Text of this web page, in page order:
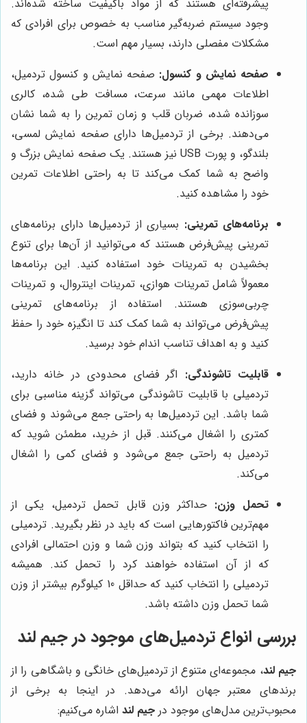
پیشرفته‌ای هستند که از مواد باکیفیت ساخته شده‌اند.
وجود سیستم ضربه‌گیر مناسب به خصوص برای افرادی که
مشکلات مفصلی دارند، بسیار مهم است.
صفحه نمایش و کنسول: صفحه نمایش و کنسول تردمیل،
اطلاعات مهمی مانند سرعت، مسافت طی شده، کالری
سوزانده شده، ضربان قلب و زمان تمرین را به شما نشان
می‌دهند. برخی از تردمیل‌ها دارای صفحه نمایش لمسی،
بلندگو، و پورت USB نیز هستند. یک صفحه نمایش بزرگ و
واضح به شما کمک می‌کند تا به راحتی اطلاعات تمرین
خود را مشاهده کنید.
برنامه‌های تمرینی: بسیاری از تردمیل‌ها دارای برنامه‌های
تمرینی پیش‌فرض هستند که می‌توانید از آن‌ها برای تنوع
بخشیدن به تمرینات خود استفاده کنید. این برنامه‌ها
معمولاً شامل تمرینات هوازی، تمرینات اینتروال، و تمرینات
چربی‌سوزی هستند. استفاده از برنامه‌های تمرینی
پیش‌فرض می‌تواند به شما کمک کند تا انگیزه خود را حفظ
کنید و به اهداف تناسب اندام خود برسید.
قابلیت تاشوندگی: اگر فضای محدودی در خانه دارید،
تردمیلی با قابلیت تاشوندگی می‌تواند گزینه مناسبی برای
شما باشد. این تردمیل‌ها به راحتی جمع می‌شوند و فضای
کمتری را اشغال می‌کنند. قبل از خرید، مطمئن شوید که
تردمیل به راحتی جمع می‌شود و فضای کمی را اشغال
می‌کند.
تحمل وزن: حداکثر وزن قابل تحمل تردمیل، یکی از
مهم‌ترین فاکتورهایی است که باید در نظر بگیرید. تردمیلی
را انتخاب کنید که بتواند وزن شما و وزن احتمالی افرادی
که از آن استفاده خواهند کرد را تحمل کند. همیشه
تردمیلی را انتخاب کنید که حداقل 10 کیلوگرم بیشتر از وزن
شما تحمل وزن داشته باشد.
بررسی انواع تردمیل‌های موجود در جیم لند
جیم لند، مجموعه‌ای متنوع از تردمیل‌های خانگی و باشگاهی را از
برندهای معتبر جهان ارائه می‌دهد. در اینجا به برخی از
محبوب‌ترین مدل‌های موجود در جیم لند اشاره می‌کنیم: